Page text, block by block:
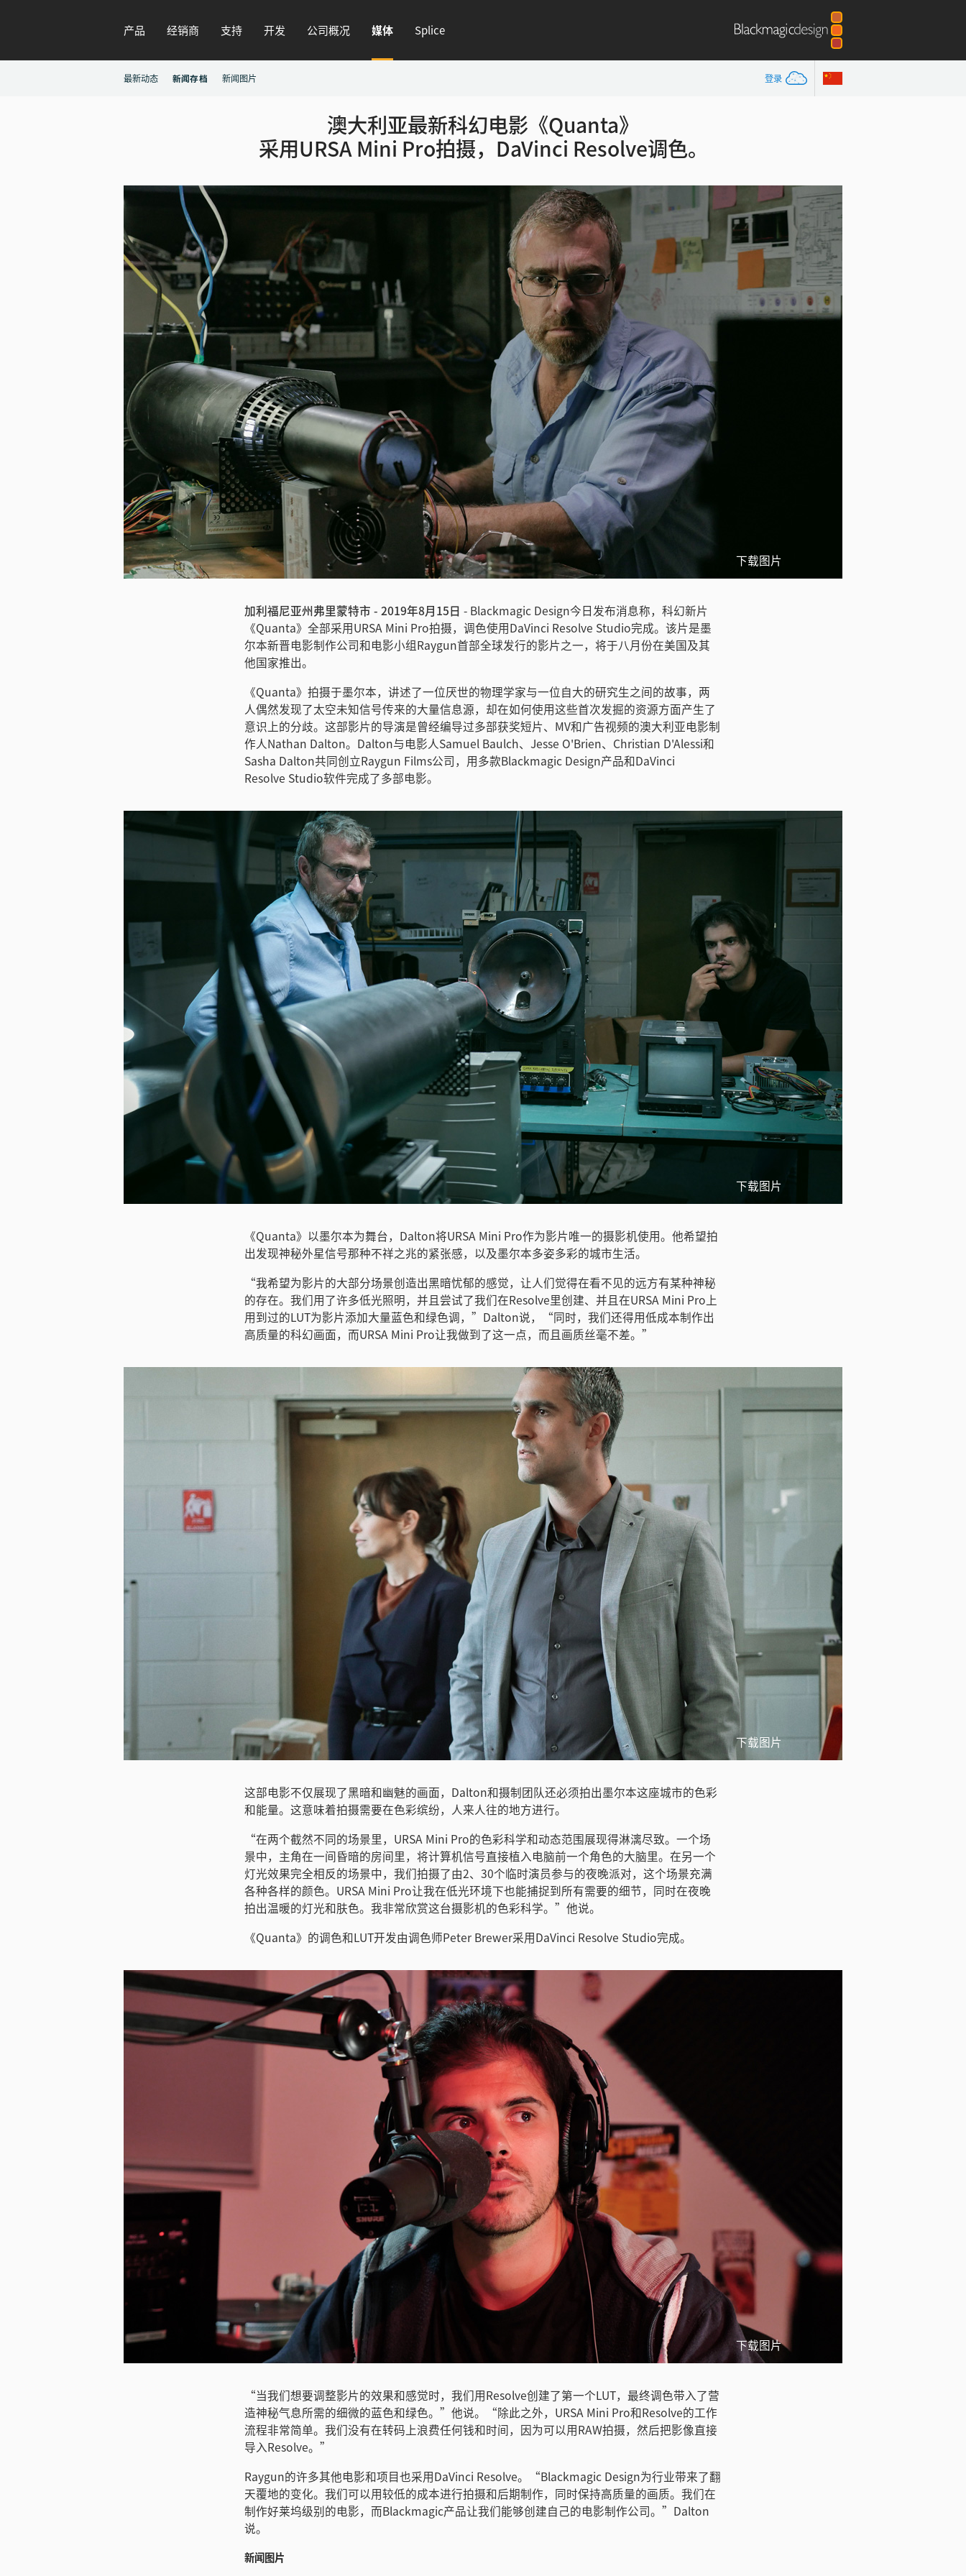
产品 经销商 支持 开发 公司概况 媒体 Splice
登录
最新动态 新闻存档 新闻图片
澳大利亚最新科幻电影《Quanta》
采用URSA Mini Pro拍摄，DaVinci Resolve调色。
下载图片
加利福尼亚州弗里蒙特市 - 2019年8月15日 - Blackmagic Design今日发布消息称，科幻新片
《Quanta》全部采用URSA Mini Pro拍摄，调色使用DaVinci Resolve Studio完成。该片是墨
尔本新晋电影制作公司和电影小组Raygun首部全球发行的影片之一，将于八月份在美国及其
他国家推出。
《Quanta》拍摄于墨尔本，讲述了一位厌世的物理学家与一位自大的研究生之间的故事，两
人偶然发现了太空未知信号传来的大量信息源，却在如何使用这些首次发掘的资源方面产生了
意识上的分歧。这部影片的导演是曾经编导过多部获奖短片、MV和广告视频的澳大利亚电影制
作人Nathan Dalton。Dalton与电影人Samuel Baulch、Jesse O'Brien、Christian D'Alessi和
Sasha Dalton共同创立Raygun Films公司，用多款Blackmagic Design产品和DaVinci
Resolve Studio软件完成了多部电影。
下载图片
《Quanta》以墨尔本为舞台，Dalton将URSA Mini Pro作为影片唯一的摄影机使用。他希望拍
出发现神秘外星信号那种不祥之兆的紧张感，以及墨尔本多姿多彩的城市生活。
“我希望为影片的大部分场景创造出黑暗忧郁的感觉，让人们觉得在看不见的远方有某种神秘
的存在。我们用了许多低光照明，并且尝试了我们在Resolve里创建、并且在URSA Mini Pro上
用到过的LUT为影片添加大量蓝色和绿色调，”Dalton说，“同时，我们还得用低成本制作出
高质量的科幻画面，而URSA Mini Pro让我做到了这一点，而且画质丝毫不差。”
下载图片
这部电影不仅展现了黑暗和幽魅的画面，Dalton和摄制团队还必须拍出墨尔本这座城市的色彩
和能量。这意味着拍摄需要在色彩缤纷，人来人往的地方进行。
“在两个截然不同的场景里，URSA Mini Pro的色彩科学和动态范围展现得淋漓尽致。一个场
景中，主角在一间昏暗的房间里，将计算机信号直接植入电脑前一个角色的大脑里。在另一个
灯光效果完全相反的场景中，我们拍摄了由2、30个临时演员参与的夜晚派对，这个场景充满
各种各样的颜色。URSA Mini Pro让我在低光环境下也能捕捉到所有需要的细节，同时在夜晚
拍出温暖的灯光和肤色。我非常欣赏这台摄影机的色彩科学。”他说。
《Quanta》的调色和LUT开发由调色师Peter Brewer采用DaVinci Resolve Studio完成。
下载图片
“当我们想要调整影片的效果和感觉时，我们用Resolve创建了第一个LUT，最终调色带入了营
造神秘气息所需的细微的蓝色和绿色。”他说。“除此之外，URSA Mini Pro和Resolve的工作
流程非常简单。我们没有在转码上浪费任何钱和时间，因为可以用RAW拍摄，然后把影像直接
导入Resolve。”
Raygun的许多其他电影和项目也采用DaVinci Resolve。“Blackmagic Design为行业带来了翻
天覆地的变化。我们可以用较低的成本进行拍摄和后期制作，同时保持高质量的画质。我们在
制作好莱坞级别的电影，而Blackmagic产品让我们能够创建自己的电影制作公司。”Dalton
说。
新闻图片